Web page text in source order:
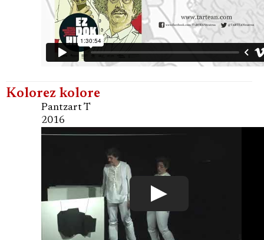
Kolorez kolore
Pantzart T
2016